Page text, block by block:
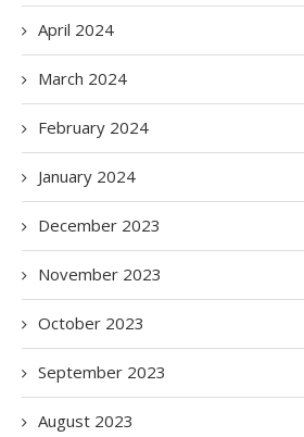
April 2024
March 2024
February 2024
January 2024
December 2023
November 2023
October 2023
September 2023
August 2023